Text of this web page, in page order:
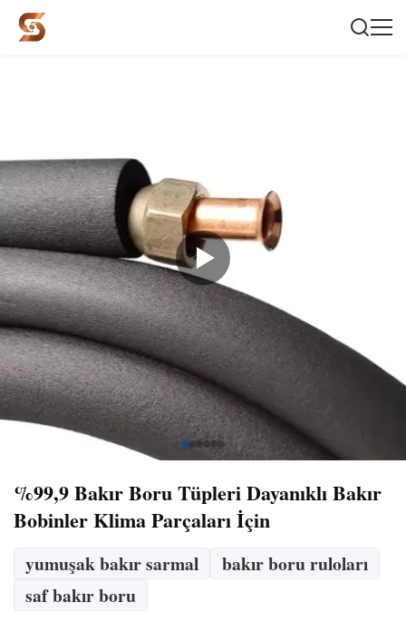
%99,9 Bakır Boru Tüpleri Dayanıklı Bakır
Bobinler Klima Parçaları İçin
yumuşak bakır sarmal
bakır boru ruloları
saf bakır boru